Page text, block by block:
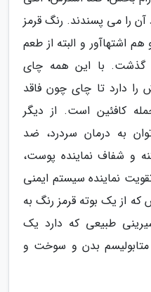
را می پسندند. رنگ قرمز
و البته از طعم
گذشت. با این همه چای
دارد تا چای چون فاقد
کافئین است. از دیگر
به درمان سردرد، ضد
و شفاف نماینده پوست،
نماینده سیستم ایمنی
از یک بوته قرمز رنگ به
طبیعی که دارد یک
بدن و سوخت و